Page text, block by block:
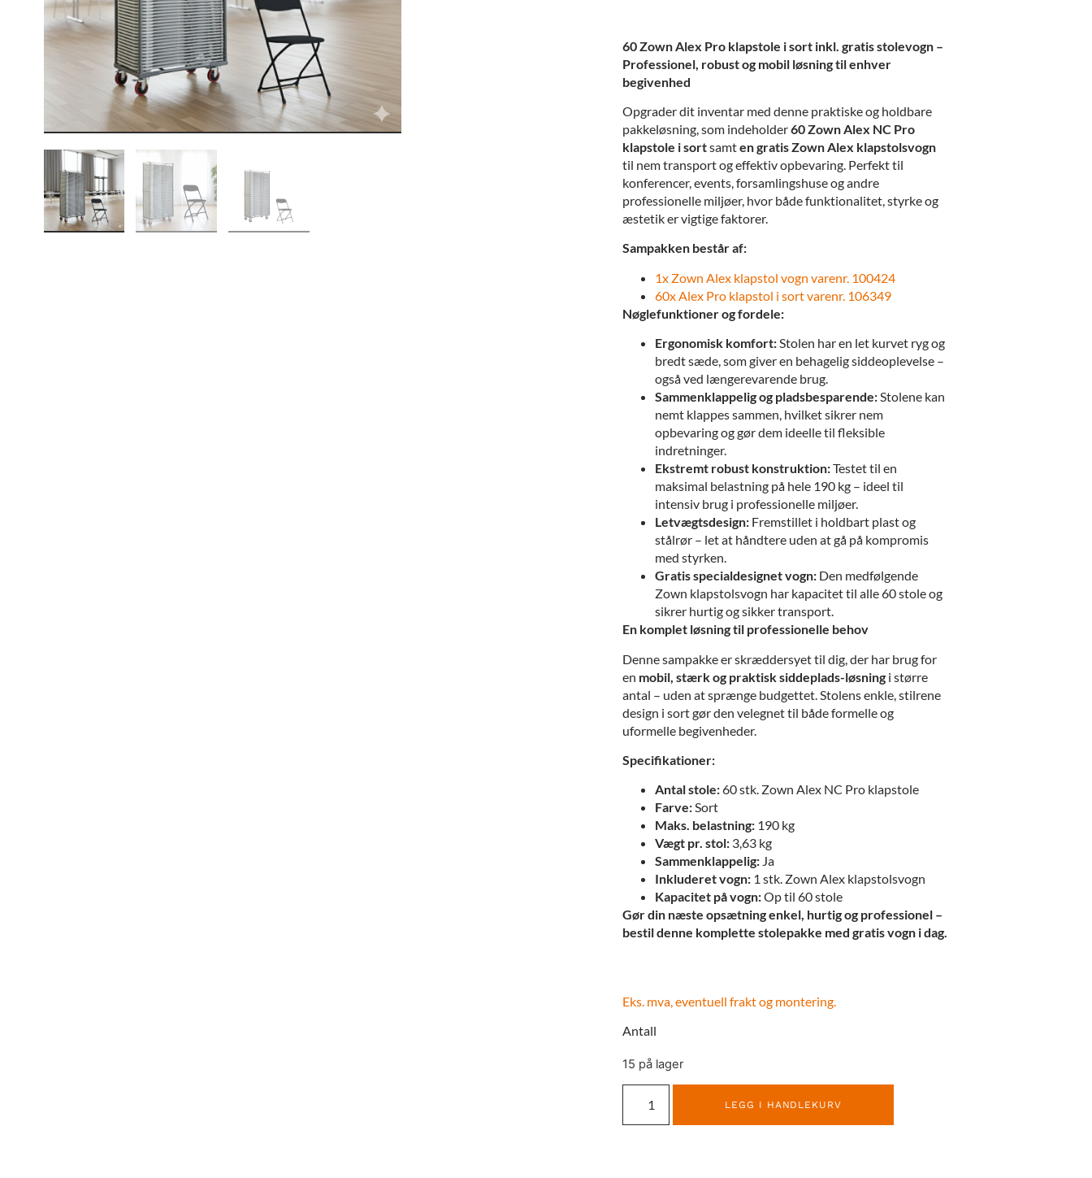
60 Zown Alex Pro klapstole i sort inkl. gratis stolevogn –
Professionel, robust og mobil løsning til enhver
begivenhed
Opgrader dit inventar med denne praktiske og holdbare
pakkeløsning, som indeholder60 Zown Alex NC Pro
klapstole i sortsamten gratis Zown Alex klapstolsvogn
til nem transport og effektiv opbevaring. Perfekt til
konferencer, events, forsamlingshuse og andre
professionelle miljøer, hvor både funktionalitet, styrke og
æstetik er vigtige faktorer.
Sampakken består af:
1x Zown Alex klapstol vogn varenr. 100424
60x Alex Pro klapstol i sort varenr. 106349
Nøglefunktioner og fordele:
Ergonomisk komfort:Stolen har en let kurvet ryg og
bredt sæde, som giver en behagelig siddeoplevelse –
også ved længerevarende brug.
Sammenklappelig og pladsbesparende:Stolene kan
nemt klappes sammen, hvilket sikrer nem
opbevaring og gør dem ideelle til fleksible
indretninger.
Ekstremt robust konstruktion:Testet til en
maksimal belastning på hele 190 kg – ideel til
intensiv brug i professionelle miljøer.
Letvægtsdesign: Fremstillet i holdbart plast og
stålrør – let at håndtere uden at gå på kompromis
med styrken.
Gratis specialdesignet vogn: Den medfølgende
Zown klapstolsvogn har kapacitet til alle 60 stole og
sikrer hurtig og sikker transport.
En komplet løsning til professionelle behov
Denne sampakke er skræddersyet til dig, der har brug for
en mobil, stærk og praktisk siddeplads-løsning i større
antal – uden at sprænge budgettet. Stolens enkle, stilrene
design i sort gør den velegnet til både formelle og
uformelle begivenheder.
Specifikationer:
Antal stole:60 stk. Zown Alex NC Pro klapstole
Farve:Sort
Maks. belastning: 190 kg
Vægt pr. stol: 3,63 kg
Sammenklappelig: Ja
Inkluderet vogn: 1 stk. Zown Alex klapstolsvogn
Kapacitet på vogn:Op til 60 stole
Gør din næste opsætning enkel, hurtig og professionel –
bestil denne komplette stolepakke med gratis vogn i dag.
Eks. mva, eventuell frakt og montering.
Antall
15 på lager
LEGG I HANDLEKURV